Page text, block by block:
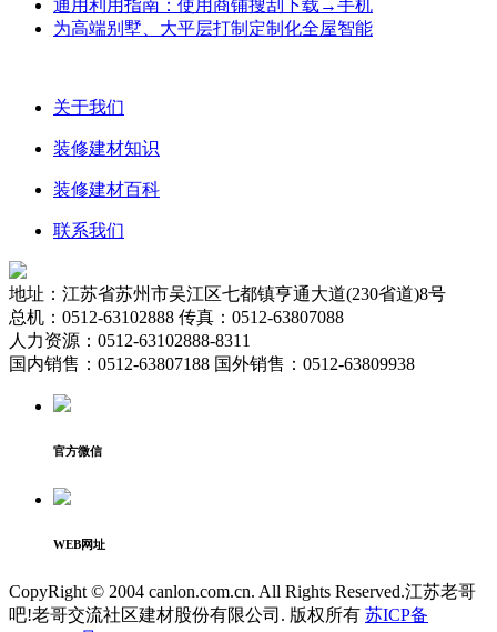
通用利用指南：使用商铺搜刮下载→手机
为高端别墅、大平层打制定制化全屋智能
关于我们
装修建材知识
装修建材百科
联系我们
地址：江苏省苏州市吴江区七都镇亨通大道(230省道)8号
总机：0512-63102888 传真：0512-63807088
人力资源：0512-63102888-8311
国内销售：0512-63807188 国外销售：0512-63809938
官方微信
WEB网址
CopyRight © 2004 canlon.com.cn. All Rights Reserved.江苏老哥
吧!老哥交流社区建材股份有限公司. 版权所有 苏ICP备